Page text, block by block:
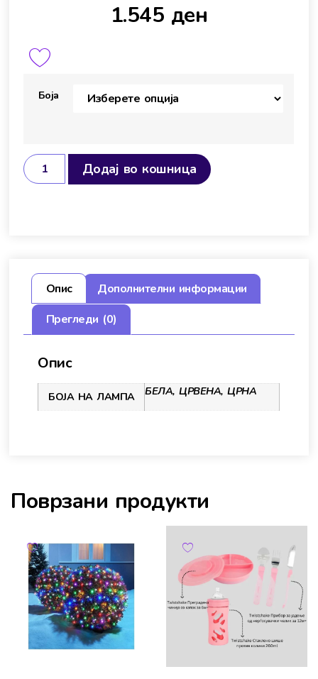
1.545 ден
Боја
Додај во кошница
Опис
Дополнителни информации
Прегледи (0)
Опис
БОЈА НА ЛАМПА БЕЛА, ЦРВЕНА, ЦРНА
Поврзани продукти